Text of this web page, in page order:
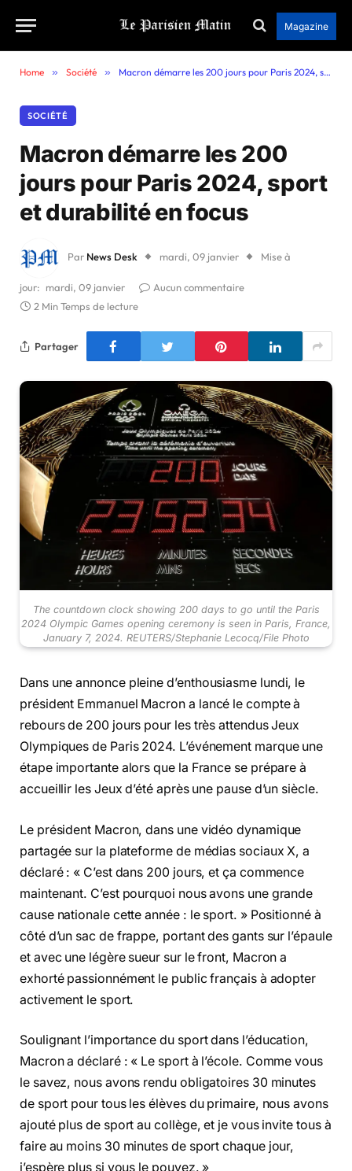
Magazine
Home » Société » Macron démarre les 200 jours pour Paris 2024, sport et durabilité en focus
SOCIÉTÉ
Macron démarre les 200
jours pour Paris 2024, sport
et durabilité en focus
Par News Desk mardi, 09 janvier Mise à
jour: mardi, 09 janvier
Aucun commentaire
2 Min Temps de lecture
Partager
The countdown clock showing 200 days to go until the Paris
2024 Olympic Games opening ceremony is seen in Paris, France,
January 7, 2024. REUTERS/Stephanie Lecocq/File Photo
Dans une annonce pleine d’enthousiasme lundi, le
président Emmanuel Macron a lancé le compte à
rebours de 200 jours pour les très attendus Jeux
Olympiques de Paris 2024. L’événement marque une
étape importante alors que la France se prépare à
accueillir les Jeux d’été après une pause d’un siècle.
Le président Macron, dans une vidéo dynamique
partagée sur la plateforme de médias sociaux X, a
déclaré : « C’est dans 200 jours, et ça commence
maintenant. C’est pourquoi nous avons une grande
cause nationale cette année : le sport. » Positionné à
côté d’un sac de frappe, portant des gants sur l’épaule
et avec une légère sueur sur le front, Macron a
exhorté passionnément le public français à adopter
activement le sport.
Soulignant l’importance du sport dans l’éducation,
Macron a déclaré : « Le sport à l’école. Comme vous
le savez, nous avons rendu obligatoires 30 minutes
de sport pour tous les élèves du primaire, nous avons
ajouté plus de sport au collège, et je vous invite tous à
faire au moins 30 minutes de sport chaque jour,
j’espère plus si vous le pouvez. »